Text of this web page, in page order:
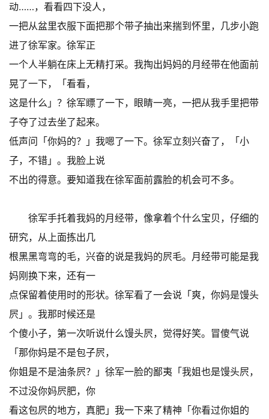
动……，看看四下没人，
一把从盆里衣服下面把那个带子抽出来揣到怀里，几步小跑
进了徐军家。徐军正
一个人半躺在床上无精打采。我掏出妈妈的月经带在他面前
晃了一下，「看看，
这是什么」？徐军瞟了一下，眼睛一亮，一把从我手里把带
子夺了过去坐了起来。
低声问「你妈的？」我嗯了一下。徐军立刻兴奋了，「小
子，不错」。我脸上说
不出的得意。要知道我在徐军面前露脸的机会可不多。
徐军手托着我妈的月经带，像拿着个什么宝贝，仔细的
研究，从上面拣出几
根黑黑弯弯的毛，兴奋的说是我妈的屄毛。月经带可能是我
妈刚换下来，还有一
点保留着使用时的形状。徐军看了一会说「爽，你妈是馒头
屄」。我那时候还是
个傻小子，第一次听说什么馒头屄，觉得好笑。冒傻气说
「那你妈是不是包子屄，
你姐是不是油条屄？」徐军一脸的鄙夷「我姐也是馒头屄，
不过没你妈屄肥，你
看这包屄的地方，真肥」我一下来了精神「你看过你姐的